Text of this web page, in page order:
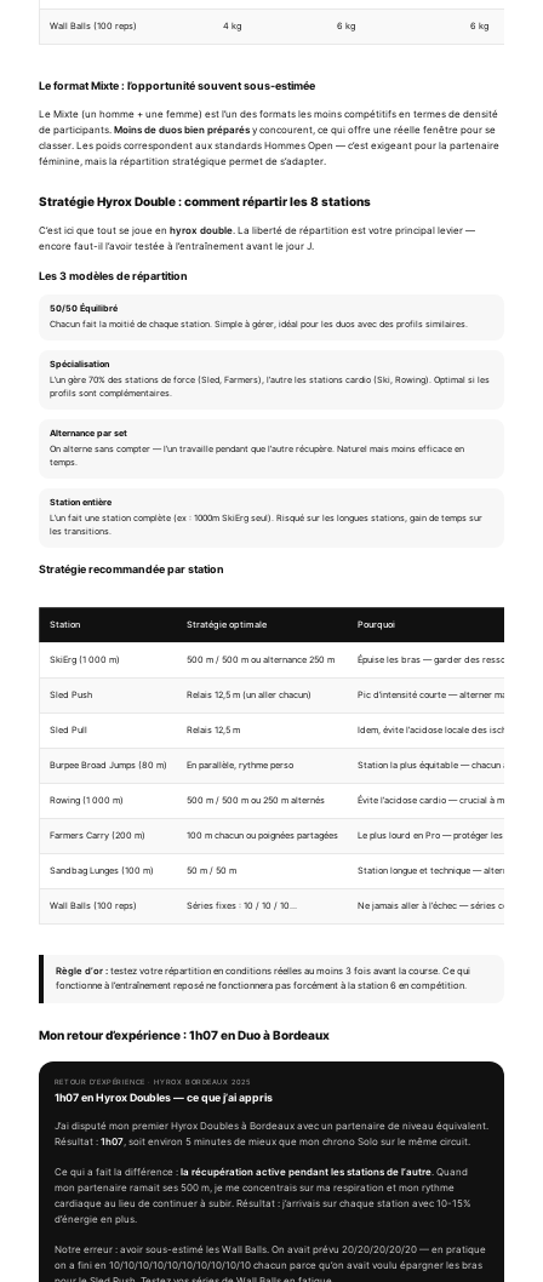
Wall Balls (100 reps) 4 kg 6 kg 6 kg
Le format Mixte : l’opportunité souvent sous-estimée
Le Mixte (un homme + une femme) est l’un des formats les moins compétitifs en termes de densité
de participants. Moins de duos bien préparés y concourent, ce qui offre une réelle fenêtre pour se
classer. Les poids correspondent aux standards Hommes Open — c’est exigeant pour la partenaire
féminine, mais la répartition stratégique permet de s’adapter.
Stratégie Hyrox Double : comment répartir les 8 stations
C’est ici que tout se joue en hyrox double. La liberté de répartition est votre principal levier —
encore faut-il l’avoir testée à l’entraînement avant le jour J.
Les 3 modèles de répartition
50/50 Équilibré
Chacun fait la moitié de chaque station. Simple à gérer, idéal pour les duos avec des profils similaires.
Spécialisation
L’un gère 70% des stations de force (Sled, Farmers), l’autre les stations cardio (Ski, Rowing). Optimal si les
profils sont complémentaires.
Alternance par set
On alterne sans compter — l’un travaille pendant que l’autre récupère. Naturel mais moins efficace en
temps.
Station entière
L’un fait une station complète (ex : 1000m SkiErg seul). Risqué sur les longues stations, gain de temps sur
les transitions.
Stratégie recommandée par station
Station Stratégie optimale Pourquoi
SkiErg (1 000 m) 500 m / 500 m ou alternance 250 m Épuise les bras — garder des ressources
Sled Push Relais 12,5 m (un aller chacun) Pic d’intensité courte — alterner maintient
Sled Pull Relais 12,5 m Idem, évite l’acidose locale des ischio-
Burpee Broad Jumps (80 m) En parallèle, rythme perso Station la plus équitable — chacun avance à
Rowing (1 000 m) 500 m / 500 m ou 250 m alternés Évite l’acidose cardio — crucial à mi-course
Farmers Carry (200 m) 100 m chacun ou poignées partagées Le plus lourd en Pro — protéger les avant-
Sandbag Lunges (100 m) 50 m / 50 m Station longue et technique — alterner
Wall Balls (100 reps) Séries fixes : 10 / 10 / 10… Ne jamais aller à l’échec — séries courtes et
Règle d’or :testez votre répartition en conditions réelles au moins 3 fois avant la course. Ce qui
fonctionne à l’entraînement reposé ne fonctionnera pas forcément à la station 6 en compétition.
Mon retour d’expérience : 1h07 en Duo à Bordeaux
RETOUR D’EXPÉRIENCE · HYROX BORDEAUX 2025
1h07 en Hyrox Doubles — ce que j’ai appris
J’ai disputé mon premier Hyrox Doubles à Bordeaux avec un partenaire de niveau équivalent.
Résultat : 1h07, soit environ 5 minutes de mieux que mon chrono Solo sur le même circuit.
Ce qui a fait la différence : la récupération active pendant les stations de l’autre. Quand
mon partenaire ramait ses 500 m, je me concentrais sur ma respiration et mon rythme
cardiaque au lieu de continuer à subir. Résultat : j’arrivais sur chaque station avec 10-15%
d’énergie en plus.
Notre erreur : avoir sous-estimé les Wall Balls. On avait prévu 20/20/20/20/20 — en pratique
on a fini en 10/10/10/10/10/10/10/10/10/10 chacun parce qu’on avait voulu épargner les bras